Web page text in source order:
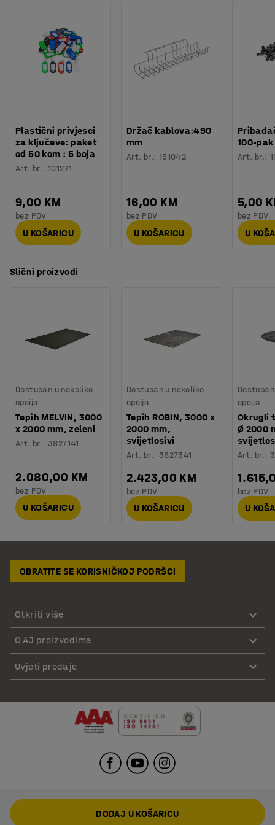
odgovarajućoj boji, ali također može poslužiti kao osnova
za jače boje.
Na ovom tepihu ne preporučamo korištenje stolica s
22 kg
Testirano: EN 1307
Plastični privjesci
za ključeve: paket
od 50 kom : 5 boja
Art. br.:101271
9,00 KM
bez PDV
U KOŠARICU
Držač kablova:490
mm
Art. br.: 151042
16,00 KM
bez PDV
U KOŠARICU
100-pak
Art. br.:
5,00
bez PDV
U
Slični proizvodi
Dostupan u nekoliko
opcija
Tepih MELVIN, 3000
x 2000 mm, zeleni
Art. br.:3827141
2.080,00 KM
bez PDV
U KOŠARICU
Dostupan u nekoliko
opcija
Tepih ROBIN, 3000 x
2000 mm,
svijetlosivi
Art. br.: 3827341
2.423,00 KM
bez PDV
U KOŠARICU
opcija
Okrugli
Ø 2000
Art. br.:
bez PDV
U
OBRATITE SE KORISNIČKOJ PODRŠCI
Otkriti više
O AJ proizvodima
Uvjeti prodaje
DODAJ U KOŠARICU